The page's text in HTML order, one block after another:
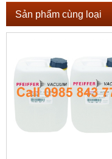
Sản phẩm cùng loại